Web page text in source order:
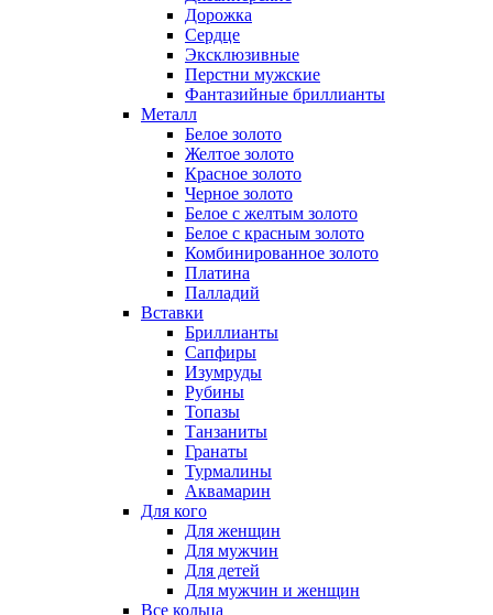
Дорожка
Сердце
Эксклюзивные
Перстни мужские
Фантазийные бриллианты
Металл
Белое золото
Желтое золото
Красное золото
Черное золото
Белое с желтым золото
Белое с красным золото
Комбинированное золото
Платина
Палладий
Вставки
Бриллианты
Сапфиры
Изумруды
Рубины
Топазы
Танзаниты
Гранаты
Турмалины
Аквамарин
Для кого
Для женщин
Для мужчин
Для детей
Для мужчин и женщин
Все кольца